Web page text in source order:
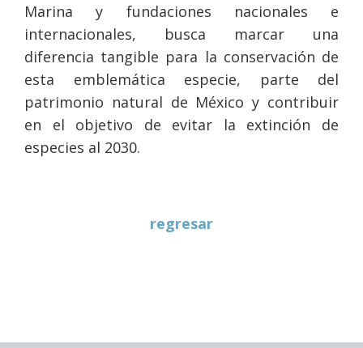
Marina y fundaciones nacionales e
internacionales, busca marcar una
diferencia tangible para la conservación de
esta emblemática especie, parte del
patrimonio natural de México y contribuir
en el objetivo de evitar la extinción de
especies al 2030.
regresar